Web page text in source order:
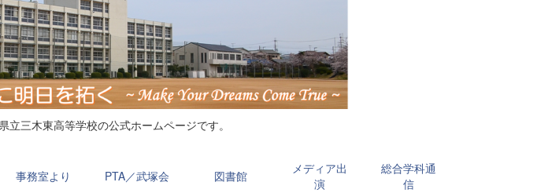
三木東高等学校の公式ホームページです。
事務室より PTA／武塚会 図書館
メディア出
演
総合学科通
信